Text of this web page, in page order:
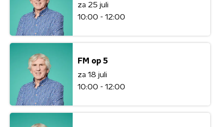
za 25 juli
10:00 - 12:00
FM op 5
za 18 juli
10:00 - 12:00